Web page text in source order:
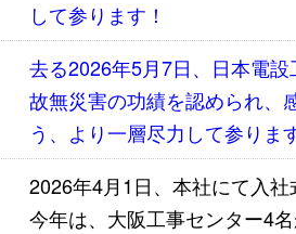
して参ります！
去る2026年5月7日、日本電
故無災害の功績を認められ、
う、より一層尽力して参りま
2026年4月1日、本社にて入社
今年は、大阪工事センター4名